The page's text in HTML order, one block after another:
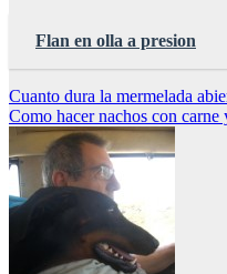
Flan en olla a presion
Navegación
de
entradas
Cuanto dura la mermelada
Como hacer nachos con carne